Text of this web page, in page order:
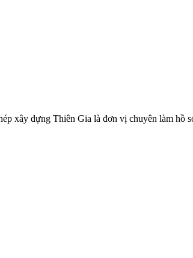
dựng Thiên Gia là đơn vị chuyên làm hồ sơ